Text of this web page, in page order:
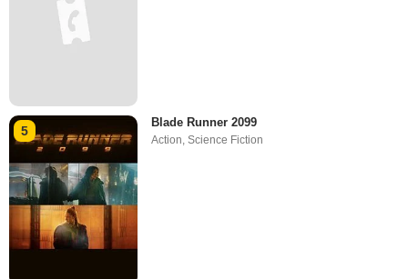
5
Blade Runner 2099
Action,Science Fiction